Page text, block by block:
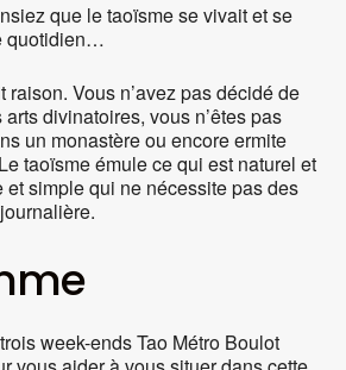
que le taoïsme se vivait et se
quotidien…
raison. Vous n’avez pas décidé de
divinatoires, vous n’êtes pas
un monastère ou encore ermite
taoïsme émule ce qui est naturel et
simple qui ne nécessite pas des
week-ends Tao Métro Boulot